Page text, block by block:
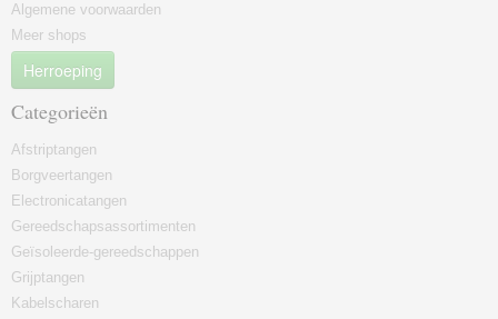
Algemene voorwaarden
Meer shops
Herroeping
Categorieën
Afstriptangen
Borgveertangen
Electronicatangen
Gereedschapsassortimenten
Geïsoleerde-gereedschappen
Grijptangen
Kabelscharen